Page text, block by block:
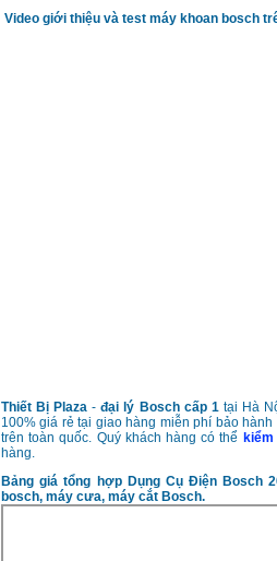
Video giới thiệu và test máy khoan bosch
Thiết Bị Plaza-đại lý Bosch cấp 1tại Hà
100% giá rẻ tại giao hàng miễn phí bảo
trên toàn quốc. Quý khách hàng có thể
hàng.
Bảng giá tổng hợp Dụng Cụ Điện Bosch
bosch, máy cưa, máy cắt Bosch.